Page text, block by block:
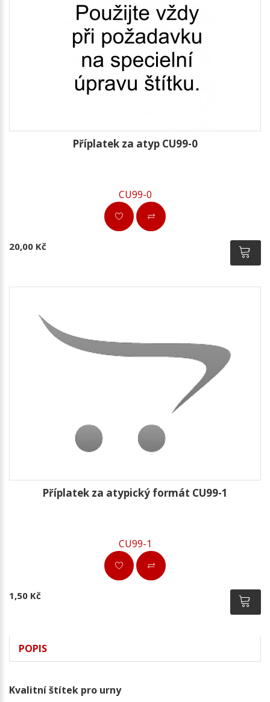
Příplatek za atyp CU99-0
CU99-0
20,00 Kč
Příplatek za atypický formát CU99-1
CU99-1
1,50 Kč
POPIS
Kvalitní štítek pro urny